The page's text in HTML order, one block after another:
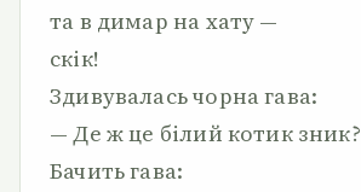
та в димар на хату —
скік!
Здивувалась чорна гава:
— Де ж це білий котик зник?
Бачить гава: